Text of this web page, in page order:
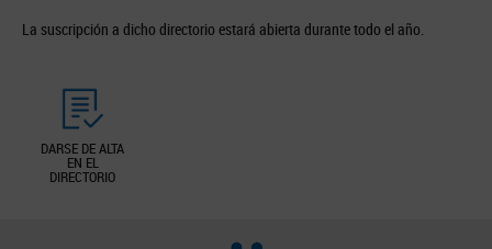
La suscripción a dicho directorio estará abierta durante todo el año.
DARSE DE ALTA
EN EL
DIRECTORIO